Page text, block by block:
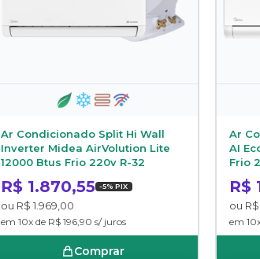
Ar Condicionado Split Hi Wall
Inverter Midea AirVolution Lite
12000 Btus Frio 220v R-32
R$ 1.870,55 -5% PIX
ou R$ 1.969,00
em 10x de R$ 196,90 s/ juros
Comprar
Ar
AI
Frio
R$
ou
em